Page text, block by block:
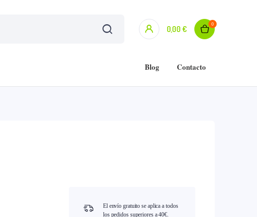
0,00€
0
Blog Contacto
El envío gratuito se aplica a todos
los pedidos superiores a 40€.